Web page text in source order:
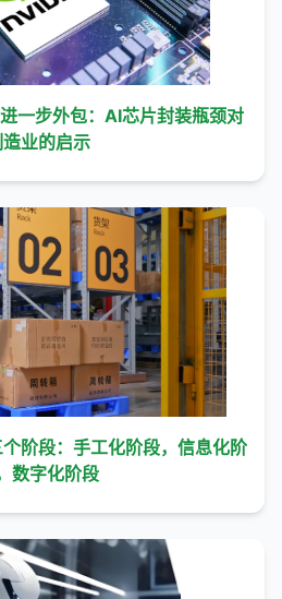
一步外包：AI芯片封装瓶颈对
业的启示
阶段：手工化阶段，信息化阶
数字化阶段